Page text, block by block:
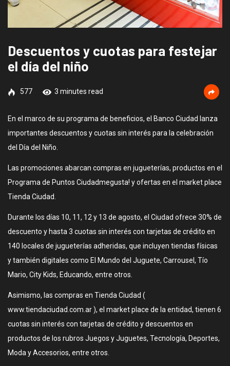
Descuentos y cuotas para festejar
el día del niño
577 3 minutes read
En el marco de su programa de beneficios, el Banco Ciudad lanza
importantes descuentos y cuotas sin interés para la celebración
del Día del Niño.
Las promociones abarcan compras en jugueterías, productos en el
Programa de Puntos Ciudadmegusta! y ofertas en el market place
Tienda Ciudad.
Durante los días 10, 11, 12 y 13 de agosto, el Ciudad ofrece 30% de
descuento y hasta 3 cuotas sin interés con tarjetas de crédito en
140 locales de jugueterías adheridas, que incluyen tiendas físicas
y también digitales como El Mundo del Juguete, Carrousel, Tío
Mario, City Kids, Educando, entre otros.
Asimismo, las compras en Tienda Ciudad (
www.tiendaciudad.com.ar ), el market place de la entidad, tienen 6
cuotas sin interés con tarjetas de crédito y descuentos en
productos de los rubros Juegos y Juguetes, Tecnología, Deportes,
Moda y Accesorios, entre otros.